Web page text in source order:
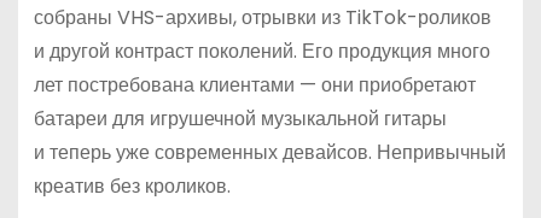
собраны VHS-архивы, отрывки из TikTok-роликов
и другой контраст поколений. Его продукция много
лет постребована клиентами — они приобретают
батареи для игрушечной музыкальной гитары
и теперь уже современных девайсов. Непривычный
креатив без кроликов.